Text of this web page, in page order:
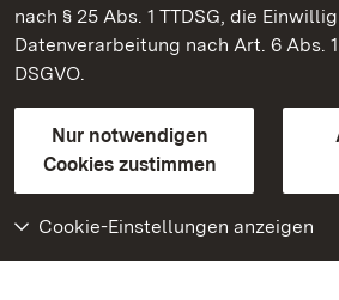
nach § 25 Abs. 1 TTDSG, die
Datenverarbeitung nach Art. 6 Abs.
DSGVO.
Nur notwendigen
Cookies zustimmen
Cookie-Einstellungen anzeigen
Staatliche Schlösser und Gärten
Kontakt
GebärdenspracheLeichte Sprache
Erklärung zur Barrierefreiheit
BITV-konform (geprüfte Seiten)
Weiteres